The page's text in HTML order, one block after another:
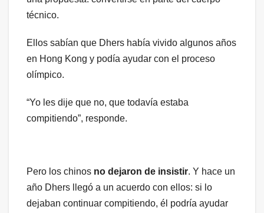
técnico.
Ellos sabían que Dhers había vivido algunos años
en Hong Kong y podía ayudar con el proceso
olímpico.
“Yo les dije que no, que todavía estaba
compitiendo”, responde.
Pero los chinos no dejaron de insistir. Y hace un
año Dhers llegó a un acuerdo con ellos: si lo
dejaban continuar compitiendo, él podría ayudar